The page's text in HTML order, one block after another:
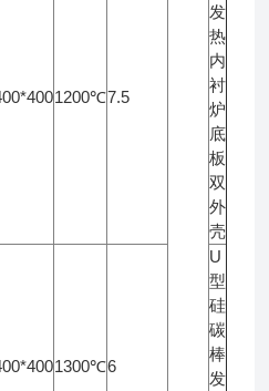
1200℃7.5
发
热
内
衬
炉
底
板
双
外
壳
1300℃6
U
型
硅
碳
棒
发